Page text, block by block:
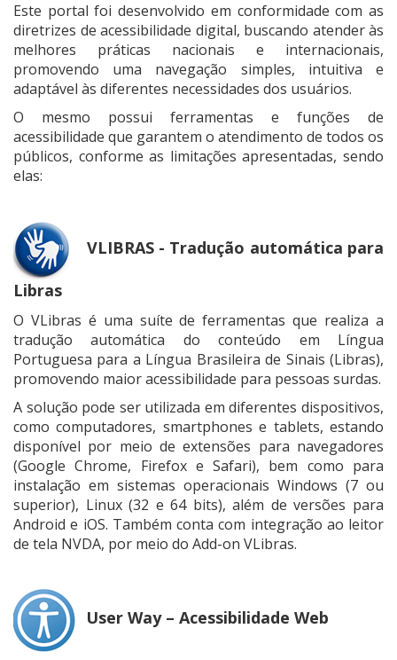
Este portal foi desenvolvido em conformidade com as
diretrizes de acessibilidade digital, buscando atender às
melhores práticas nacionais e internacionais,
promovendo uma navegação simples, intuitiva e
adaptável às diferentes necessidades dos usuários.
O mesmo possui ferramentas e funções de
acessibilidade que garantem o atendimento de todos os
públicos, conforme as limitações apresentadas, sendo
elas:
VLIBRAS - Tradução automática para
Libras
O VLibras é uma suíte de ferramentas que realiza a
tradução automática do conteúdo em Língua
Portuguesa para a Língua Brasileira de Sinais (Libras),
promovendo maior acessibilidade para pessoas surdas.
A solução pode ser utilizada em diferentes dispositivos,
como computadores, smartphones e tablets, estando
disponível por meio de extensões para navegadores
(Google Chrome, Firefox e Safari), bem como para
instalação em sistemas operacionais Windows (7 ou
superior), Linux (32 e 64 bits), além de versões para
Android e iOS. Também conta com integração ao leitor
de tela NVDA, por meio do Add-on VLibras.
User Way – Acessibilidade Web